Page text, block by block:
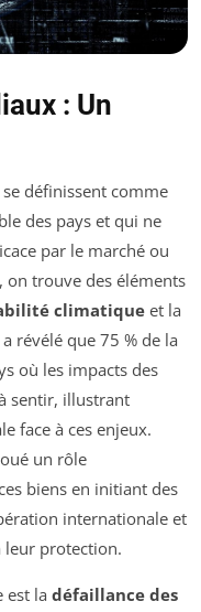
: Un
se définissent comme
des pays et qui ne
par le marché ou
on trouve des éléments
climatique et la
révélé que 75 % de la
où les impacts des
sentir, illustrant
face à ces enjeux.
un rôle
biens en initiant des
internationale et
leur protection.
est la défaillance des